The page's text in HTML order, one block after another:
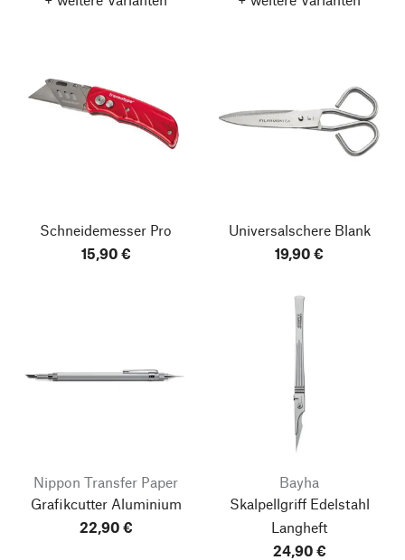
Schneidemesser Pro
15,90 €
Universalschere Blank
19,90 €
Nippon Transfer Paper
Grafikcutter Aluminium
22,90 €
Bayha
Skalpellgriff Edelstahl
Langheft
24,90 €